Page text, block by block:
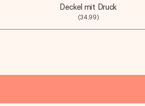
Deckel mit Druck
(34,99)